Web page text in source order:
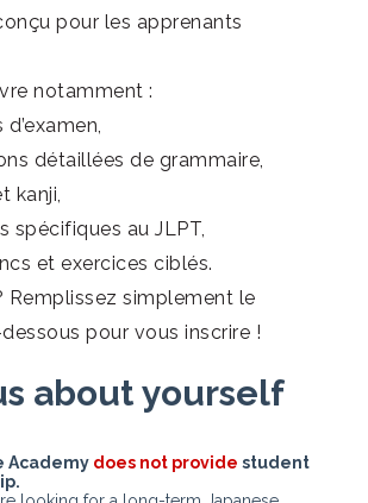
pour les apprenants
notamment :
détaillées de grammaire,
kanji,
spécifiques au JLPT,
et exercices ciblés.
Remplissez simplement le
pour vous inscrire !